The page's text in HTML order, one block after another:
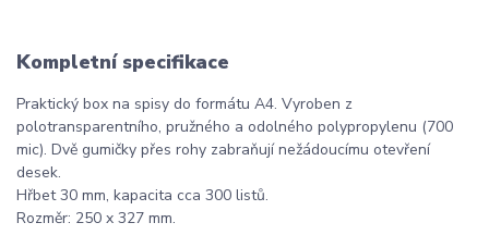
Kompletní specifikace
Praktický box na spisy do formátu A4. Vyroben z
polotransparentního, pružného a odolného polypropylenu (700
mic). Dvě gumičky přes rohy zabraňují nežádoucímu otevření
desek.
Hřbet 30 mm, kapacita cca 300 listů.
Rozměr: 250 x 327 mm.